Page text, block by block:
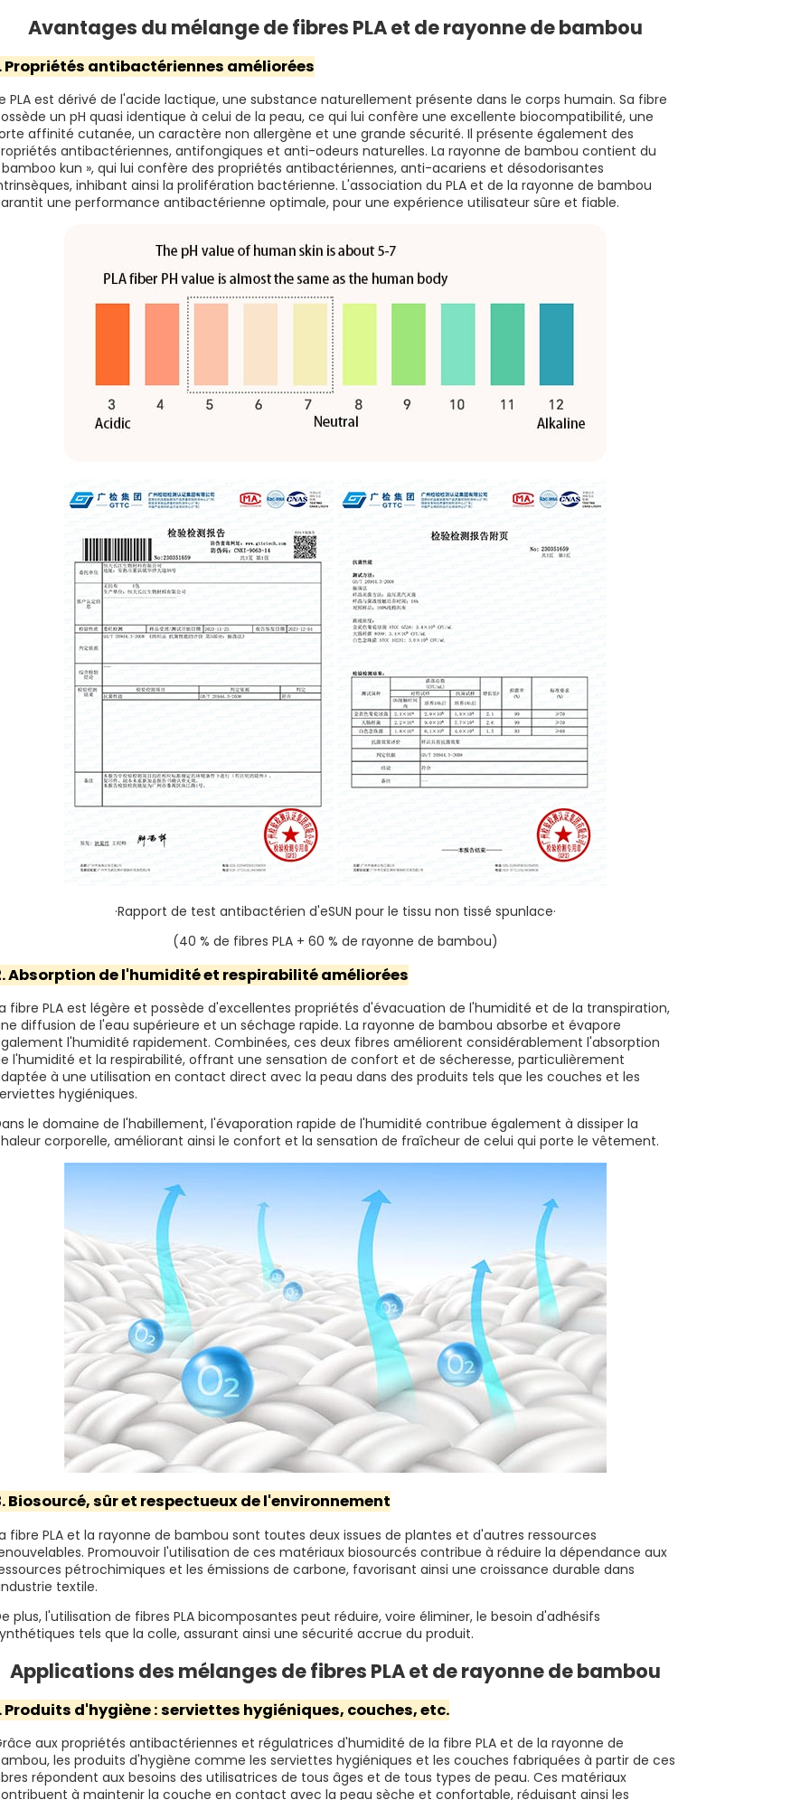
Avantages du mélange de fibres PLA et de rayonne de bambou
Propriétés antibactériennes améliorées
PLA est dérivé de l'acide lactique, une substance naturellement présente dans le corps humain. Sa fibre
un pH quasi identique à celui de la peau, ce qui lui confère une excellente biocompatibilité, une
affinité cutanée, un caractère non allergène et une grande sécurité. Il présente également des
antibactériennes, antifongiques et anti-odeurs naturelles. La rayonne de bambou contient du
bamboo kun », qui lui confère des propriétés antibactériennes, anti-acariens et désodorisantes
inhibant ainsi la prolifération bactérienne. L'association du PLA et de la rayonne de bambou
une performance antibactérienne optimale, pour une expérience utilisateur sûre et fiable.
·Rapport de test antibactérien d'eSUN pour le tissu non tissé spunlace·
(40 % de fibres PLA + 60 % de rayonne de bambou)
Absorption de l'humidité et respirabilité améliorées
fibre PLA est légère et possède d'excellentes propriétés d'évacuation de l'humidité et de la transpiration,
diffusion de l'eau supérieure et un séchage rapide. La rayonne de bambou absorbe et évapore
l'humidité rapidement. Combinées, ces deux fibres améliorent considérablement l'absorption
l'humidité et la respirabilité, offrant une sensation de confort et de sécheresse, particulièrement
à une utilisation en contact direct avec la peau dans des produits tels que les couches et les
hygiéniques.
le domaine de l'habillement, l'évaporation rapide de l'humidité contribue également à dissiper la
corporelle, améliorant ainsi le confort et la sensation de fraîcheur de celui qui porte le vêtement.
Biosourcé, sûr et respectueux de l'environnement
fibre PLA et la rayonne de bambou sont toutes deux issues de plantes et d'autres ressources
Promouvoir l'utilisation de ces matériaux biosourcés contribue à réduire la dépendance aux
pétrochimiques et les émissions de carbone, favorisant ainsi une croissance durable dans
textile.
plus, l'utilisation de fibres PLA bicomposantes peut réduire, voire éliminer, le besoin d'adhésifs
tels que la colle, assurant ainsi une sécurité accrue du produit.
Applications des mélanges de fibres PLA et de rayonne de bambou
Produits d'hygiène : serviettes hygiéniques, couches, etc.
aux propriétés antibactériennes et régulatrices d'humidité de la fibre PLA et de la rayonne de
les produits d'hygiène comme les serviettes hygiéniques et les couches fabriquées à partir de ces
répondent aux besoins des utilisatrices de tous âges et de tous types de peau. Ces matériaux
à maintenir la couche en contact avec la peau sèche et confortable, réduisant ainsi les